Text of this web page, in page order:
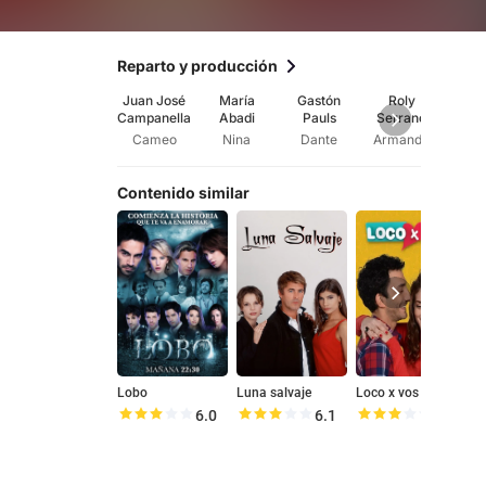
Reparto y producción
Juan José
Campanella
Cameo
María
Abadi
Nina
Gastón
Pauls
Dante
Roly
Serrano
Armando
Contenido similar
Lobo
6.0
Luna salvaje
6.1
Loco x vos